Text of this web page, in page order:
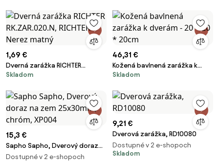
1,69 €
Dverná zarážka RICHTER
RK.ZAR.020.N, RICHTER Nerez
Skladom
46,31 €
Kožená bavlnená zarážka k
dverám - 20 * 20 * 20cm
Skladom
15,3 €
Sapho Sapho, Dverový doraz
na zem 25x30mm, chróm,
Dostupné v 2 e-shopoch
9,21 €
Dverová zarážka, RD10080
Dostupné v 2 e-shopoch
Skladom